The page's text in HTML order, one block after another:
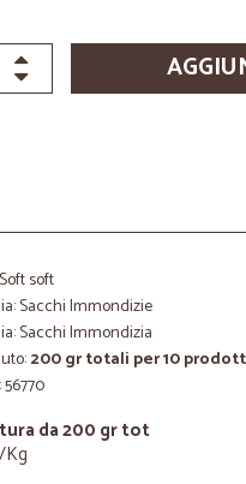
soft
Sacchi Immondizie
Sacchi Immondizia
200 gr totali per 10
da 200 gr tot